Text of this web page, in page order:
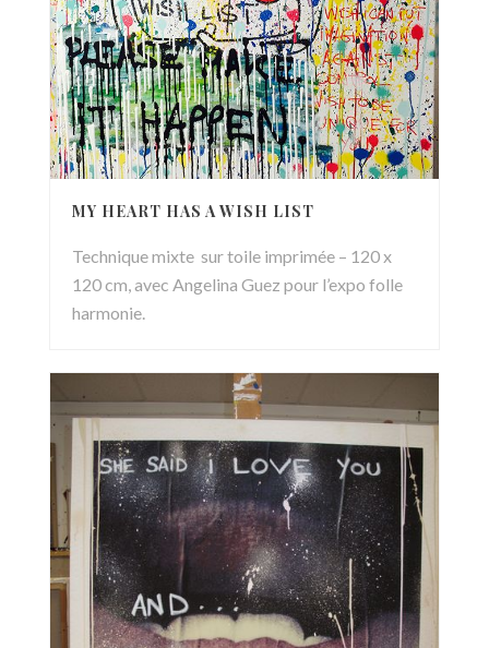
MY HEART HAS A WISH LIST
Technique mixte sur toile imprimée – 120 x
120 cm, avec Angelina Guez pour l’expo folle
harmonie.